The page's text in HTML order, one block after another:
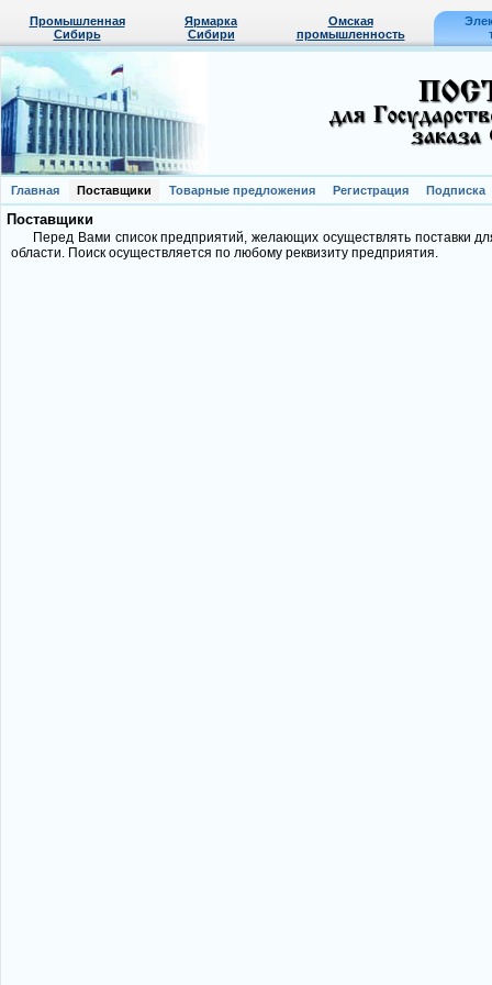
Промышленная
Сибирь
Ярмарка
Сибири
Омская
промышленность
Главная Поставщики Товарные предложения Регистрация Подписка
Поставщики
Перед Вами список предприятий, желающих осуществлять поставки
области. Поиск осуществляется по любому реквизиту предприятия.